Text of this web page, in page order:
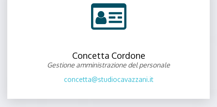
Concetta Cordone
Gestione amministrazione del personale
concetta@studiocavazzani.it